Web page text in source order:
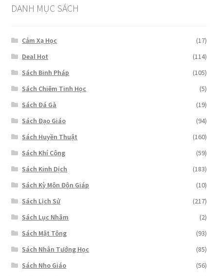
₫650,000.
DANH MỤC SÁCH
Cảm Xạ Học
(17)
Deal Hot
(114)
Sách Binh Pháp
(105)
Sách Chiêm Tinh Học
(5)
Sách Đá Gà
(19)
Sách Đạo Giáo
(94)
Sách Huyền Thuật
(160)
Sách Khí Công
(59)
Sách Kinh Dịch
(183)
Sách Kỳ Môn Độn Giáp
(10)
Sách Lịch Sử
(217)
Sách Lục Nhâm
(2)
Sách Mật Tông
(93)
Sách Nhân Tướng Học
(85)
Sách Nho Giáo
(56)